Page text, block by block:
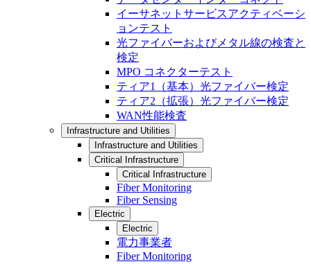
イーサネットサービスアクティベーシ
ョンテスト
光ファイバーおよびメタル線の検査と
検定
MPO コネクターテスト
ティア1（基本）光ファイバー検定
ティア2（拡張）光ファイバー検定
WAN性能検査
Infrastructure and Utilities
Infrastructure and Utilities
Critical Infrastructure
Critical Infrastructure
Fiber Monitoring
Fiber Sensing
Electric
Electric
電力事業者
Fiber Monitoring